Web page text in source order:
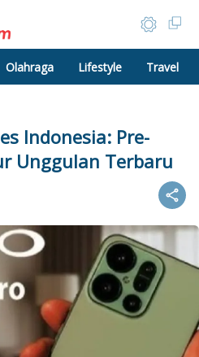
Olahraga Lifestyle Travel
Indonesia: Pre-
Unggulan Terbaru